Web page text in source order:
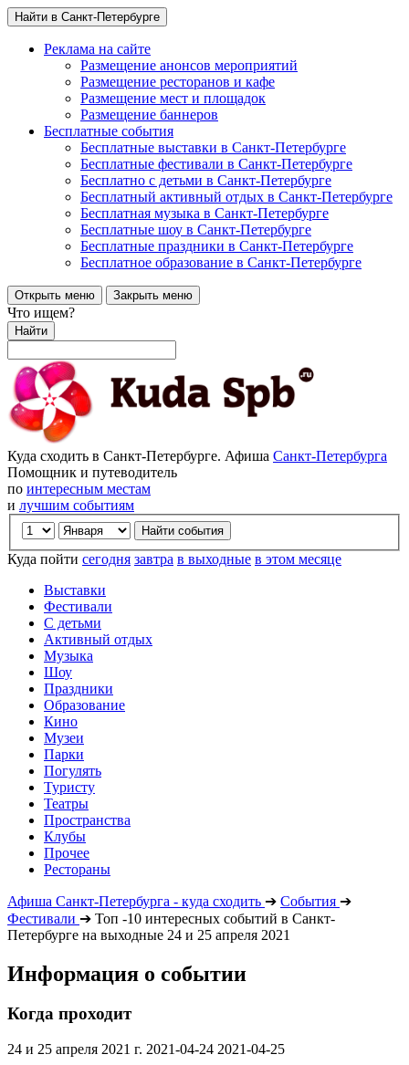
Найти в Санкт-Петербурге
Реклама на сайте
Размещение анонсов мероприятий
Размещение ресторанов и кафе
Размещение мест и площадок
Размещение баннеров
Бесплатные события
Бесплатные выставки в Санкт-Петербурге
Бесплатные фестивали в Санкт-Петербурге
Бесплатно с детьми в Санкт-Петербурге
Бесплатный активный отдых в Санкт-Петербурге
Бесплатная музыка в Санкт-Петербурге
Бесплатные шоу в Санкт-Петербурге
Бесплатные праздники в Санкт-Петербурге
Бесплатное образование в Санкт-Петербурге
Открыть меню Закрыть меню
Что ищем?
Найти
Куда сходить в Санкт-Петербурге. Афиша Санкт-Петербурга
Помощник и путеводитель
по интересным местам
и лучшим событиям
Куда пойти сегодня завтра в выходные в этом месяце
Выставки
Фестивали
С детьми
Активный отдых
Музыка
Шоу
Праздники
Образование
Кино
Музеи
Парки
Погулять
Туристу
Театры
Пространства
Клубы
Прочее
Рестораны
Афиша Санкт-Петербурга - куда сходить ➔ События ➔
Фестивали ➔ Топ -10 интересных событий в Санкт-
Петербурге на выходные 24 и 25 апреля 2021
Информация о событии
Когда проходит
24 и 25 апреля 2021 г. 2021-04-24 2021-04-25